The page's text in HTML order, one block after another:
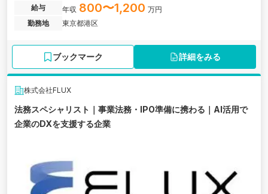
給与 年収 800〜1,200 万円
勤務地
東京都港区
ブックマーク 詳細をみる
株式会社FLUX
法務スペシャリスト｜事業法務・IPO準備に携わる｜AI活用で
企業のDXを支援する企業